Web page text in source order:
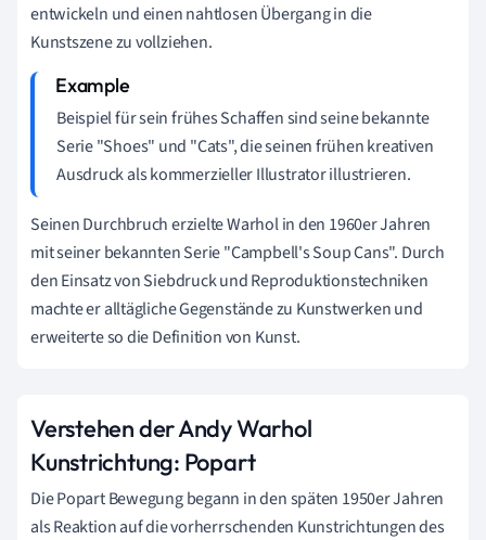
entwickeln und einen nahtlosen Übergang in die
Kunstszene zu vollziehen.
Beispiel für sein frühes Schaffen sind seine bekannte
Serie "Shoes" und "Cats", die seinen frühen kreativen
Ausdruck als kommerzieller Illustrator illustrieren.
Seinen Durchbruch erzielte Warhol in den 1960er Jahren
mit seiner bekannten Serie "Campbell's Soup Cans". Durch
den Einsatz von Siebdruck und Reproduktionstechniken
machte er alltägliche Gegenstände zu Kunstwerken und
erweiterte so die Definition von Kunst.
Verstehen der Andy Warhol
Kunstrichtung: Popart
Die Popart Bewegung begann in den späten 1950er Jahren
als Reaktion auf die vorherrschenden Kunstrichtungen des